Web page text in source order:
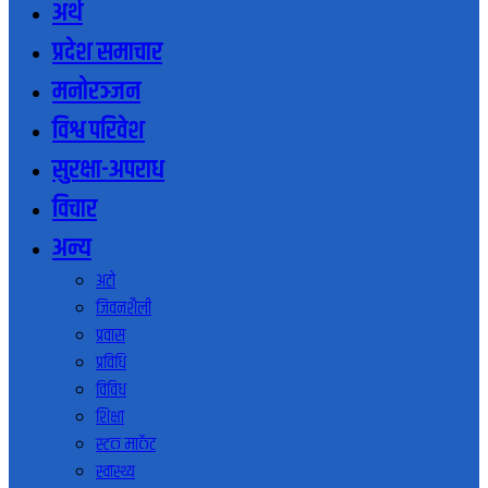
अर्थ
प्रदेश समाचार
मनोरञ्जन
विश्व परिवेश
सुरक्षा-अपराध
विचार
अन्य
अटो
जिवनशैली
प्रवास
प्रविधि
विविध
शिक्षा
स्टक मार्केट
स्वास्थ्य